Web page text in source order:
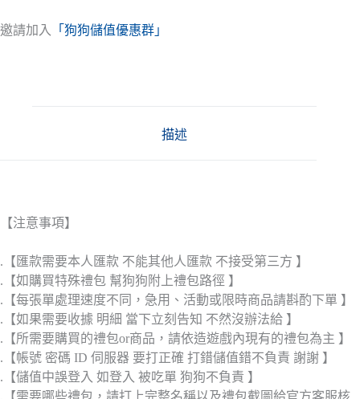
邀請加入 「狗狗儲值優惠群」
描述
【注意事項】
.【匯款需要本人匯款 不能其他人匯款 不接受第三方 】
.【如購買特殊禮包 幫狗狗附上禮包路徑 】
.【每張單處理速度不同，急用、活動或限時商品請斟酌下單 】
.【如果需要收據 明細 當下立刻告知 不然沒辦法給 】
.【所需要購買的禮包or商品，請依造遊戲內現有的禮包為主 】
.【帳號 密碼 ID 伺服器 要打正確 打錯儲值錯不負責 謝謝 】
.【儲值中誤登入 如登入 被吃單 狗狗不負責 】
.【需要哪些禮包，請打上完整名稱以及禮包截圖給官方客服核